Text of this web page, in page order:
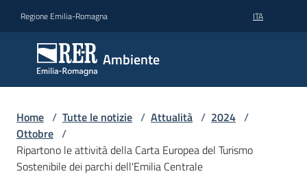
Regione Emilia-Romagna ITA
Ambiente
Ambiente
Novità
Home / Tutte le notizie / Attualità / 2024 /
Ottobre /
Ripartono le attività della Carta Europea del Turismo
Sostenibile dei parchi dell'Emilia Centrale